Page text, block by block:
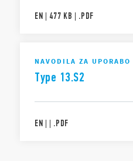
EN | 477 KB | .PDF
NAVODILA ZA UPORABO
Type 13.S2
EN | | .PDF